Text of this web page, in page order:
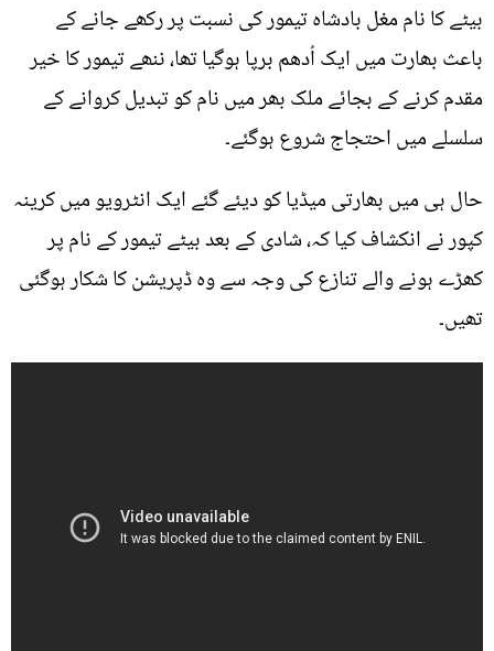
بیٹے کا نام مغل بادشاہ تیمور کی نسبت پر رکھے جانے کے
باعث بھارت میں ایک اُدھم برپا ہوگیا تھا، ننھے تیمور کا خیر
مقدم کرنے کے بجائے ملک بھر میں نام کو تبدیل کروانے کے
سلسلے میں احتجاج شروع ہوگئے۔
حال ہی میں بھارتی میڈیا کو دیئے گئے ایک انٹرویو میں کرینہ
کپور نے انکشاف کیا کہ، شادی کے بعد بیٹے تیمور کے نام پر
کھڑے ہونے والے تنازع کی وجہ سے وہ ڈپریشن کا شکار ہوگئی
تھیں۔